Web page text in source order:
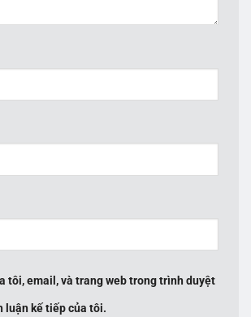
tôi, email, và trang web trong trình duyệt
luận kế tiếp của tôi.